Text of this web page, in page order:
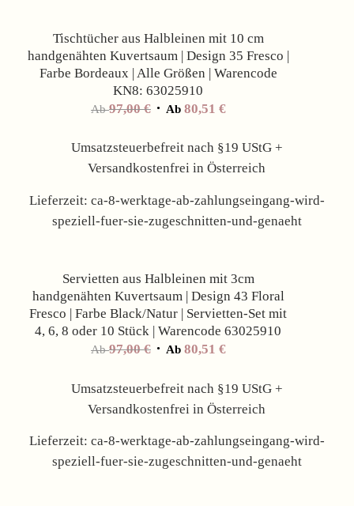
Tischtücher aus Halbleinen mit 10 cm
handgenähten Kuvertsaum | Design 35 Fresco |
Farbe Bordeaux | Alle Größen | Warencode
KN8: 63025910
Ab97,00€ Ab 80,51 €
Umsatzsteuerbefreit nach §19 UStG +
Versandkostenfrei in Österreich
Lieferzeit: ca-8-werktage-ab-zahlungseingang-wird-
speziell-fuer-sie-zugeschnitten-und-genaeht
Servietten aus Halbleinen mit 3cm
handgenähten Kuvertsaum | Design 43 Floral
Fresco | Farbe Black/Natur | Servietten-Set mit
4, 6, 8 oder 10 Stück | Warencode 63025910
Ab97,00€ Ab 80,51 €
Umsatzsteuerbefreit nach §19 UStG +
Versandkostenfrei in Österreich
Lieferzeit: ca-8-werktage-ab-zahlungseingang-wird-
speziell-fuer-sie-zugeschnitten-und-genaeht